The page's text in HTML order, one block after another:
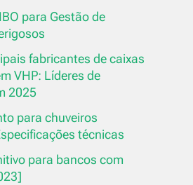
para Gestão de
fabricantes de caixas
VHP: Líderes de
2025
para chuveiros
técnicas
para bancos com